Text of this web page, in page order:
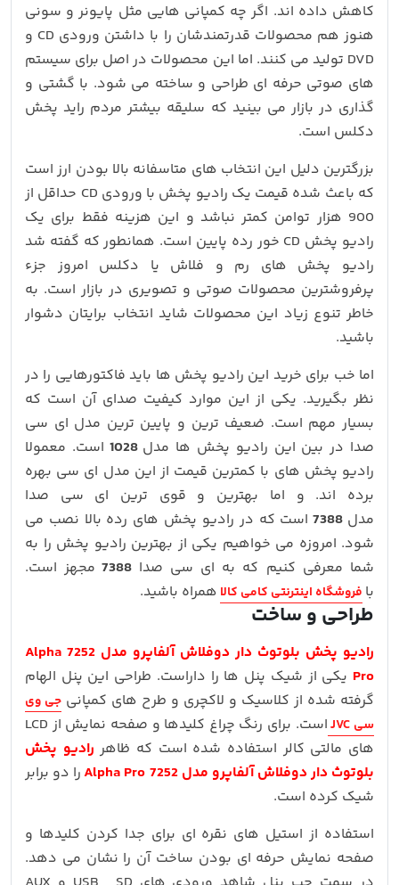
کاهش داده اند. اگر چه کمپانی هایی مثل پایونر و سونی
هنوز هم محصولات قدرتمندشان را با داشتن ورودی CD و
DVD تولید می کنند. اما این محصولات در اصل برای سیستم
های صوتی حرفه ای طراحی و ساخته می شود. با گشتی و
گذاری در بازار می بینید که سلیقه بیشتر مردم راید پخش
دکلس است.
بزرگترین دلیل این انتخاب های متاسفانه بالا بودن ارز است
که باعث شده قیمت یک رادیو پخش با ورودی CD حداقل از
900 هزار توامن کمتر نباشد و این هزینه فقط برای یک
رادیو پخش CD خور رده پایین است. همانطور که گفته شد
رادیو پخش های رم و فلاش یا دکلس امروز جزء
پرفروشترین محصولات صوتی و تصویری در بازار است. به
خاطر تنوع زیاد این محصولات شاید انتخاب برایتان دشوار
باشید.
اما خب برای خرید این رادیو پخش ها باید فاکتورهایی را در
نظر بگیرید. یکی از این موارد کیفیت صدای آن است که
بسیار مهم است. ضعیف ترین و پایین ترین مدل ای سی
صدا در بین این رادیو پخش ها مدل1028 است. معمولا
رادیو پخش های با کمترین قیمت از این مدل ای سی بهره
برده اند. و اما بهترین و قوی ترین ای سی صدا
مدل 7388 است که در رادیو پخش های رده بالا نصب می
شود. امروزه می خواهیم یکی از بهترین رادیو پخش را به
شما معرفی کنیم که به ای سی صدا 7388 مجهز است.
با فروشگاه اینترنتی کامی کالا همراه باشید.
طراحی و ساخت
رادیو پخش بلوتوث دار دوفلاش آلفاپرو مدل 7252 Alpha
Pro یکی از شیک پنل ها را داراست. طراحی این پنل الهام
گرفته شده از کلاسیک و لاکچری و طرح های کمپانی جی وی
سی JVC
است. برای رنگ چراغ کلیدها و صفحه نمایش از LCD
های مالتی کالر استفاده شده است که ظاهر رادیو پخش
بلوتوث دار دوفلاش آلفاپرو مدل 7252 Alpha Pro
را دو برابر
شیک کرده است.
استفاده از استیل های نقره ای برای جدا کردن کلیدها و
صفحه نمایش حرفه ای بودن ساخت آن را نشان می دهد.